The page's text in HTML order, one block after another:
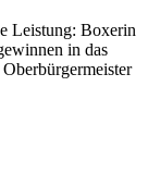
Leistung: Boxerin
in das